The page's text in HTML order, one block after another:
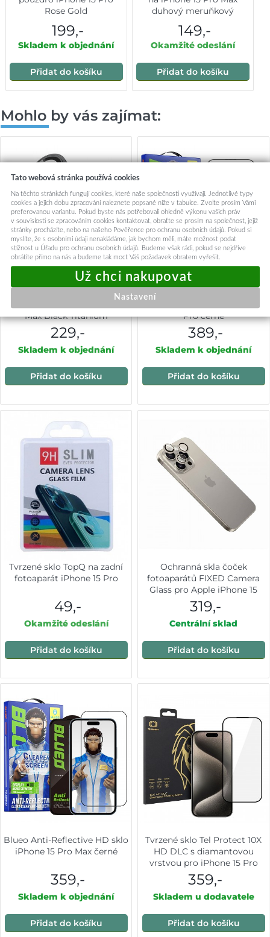
Rose Gold
199,-
Skladem k objednání
Přidat do košíku
duhový meruňkový
149,-
Okamžité odeslání
Přidat do košíku
Mohlo by vás zajímat:
Max Black Titanium
229,-
Skladem k objednání
Přidat do košíku
Blueo Anti-Reflective HD sklo
Pro černé
389,-
Skladem k objednání
Přidat do košíku
Tvrzené sklo TopQ na zadní
fotoaparát iPhone 15 Pro
49,-
Okamžité odeslání
Přidat do košíku
Ochranná skla čoček
fotoaparátů FIXED Camera
Glass pro Apple iPhone 15
Pro/15 Pro Max, přírodní titan
319,-
Centrální sklad
Přidat do košíku
Blueo Anti-Reflective HD sklo
iPhone 15 Pro Max černé
359,-
Skladem k objednání
Přidat do košíku
Tvrzené sklo Tel Protect 10X
HD DLC s diamantovou
vrstvou pro iPhone 15 Pro
Max
359,-
Skladem u dodavatele
Přidat do košíku
Tato webová stránka používá cookies
Na těchto stránkách fungují cookies, které naše společnosti využívají. Jednotlivé typy
cookies a jejich dobu zpracování naleznete popsané níže v tabulce. Zvolte prosím Vámi
preferovanou variantu. Pokud byste nás potřebovali ohledně výkonu vašich práv
v souvislosti se zpracováním cookies kontaktovat, obraťte se prosím na společnost, jejíž
stránky procházíte, nebo na našeho Pověřence pro ochranu osobních údajů. Pokud si
myslíte, že s osobními údaji nenakládáme, jak bychom měli, máte možnost podat
stížnost u Úřadu pro ochranu osobních údajů. Budeme však rádi, pokud se nejdříve
obrátíte přímo na nás a budeme tak moct Váš požadavek obratem vyřešit.
Nastavení